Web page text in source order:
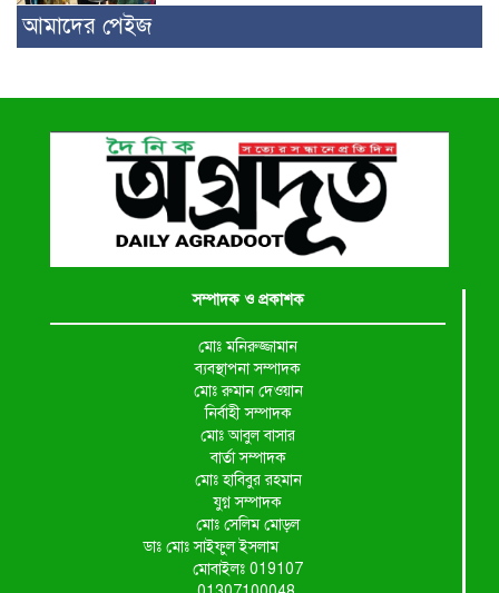
আমাদের পেইজ
সম্পাদক ও প্রকাশক
মোঃ মনিরুজ্জামান
ব্যবস্থাপনা সম্পাদক
মোঃ রুমান দেওয়ান
নির্বাহী সম্পাদক
মোঃ আবুল বাসার
বার্তা সম্পাদক
মোঃ হাবিবুর রহমান
যুগ্ন সম্পাদক
মোঃ সেলিম মোড়ল
ডাঃ মোঃ সাইফুল ইসলাম
মোবাইলঃ 019107